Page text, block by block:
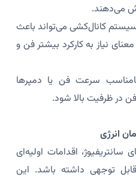
می‌دهند.
کانال‌کشی می‌تواند باعث
نیاز به کارکرد بیشتر فن و
سرعت فن یا دمپرها
در ظرفیت بالا شود.
انرژی
سانتریفیوژ، اقدامات اولیه‌ای
توجهی داشته باشد. این